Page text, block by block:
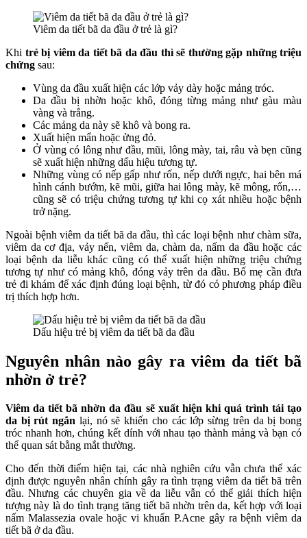
Viêm da tiết bã da đầu ở trẻ là gì?
Khi trẻ bị viêm da tiết bã da đầu thì sẽ thường gặp những triệu
chứng sau:
Vùng da đầu xuất hiện các lớp vảy dày hoặc mảng tróc.
Da đầu bị nhờn hoặc khô, đóng từng mảng như gàu màu
vàng và trắng.
Các mảng da này sẽ khô và bong ra.
Xuất hiện mẩn hoặc ửng đỏ.
Ở vùng có lông như đầu, mũi, lông mày, tai, râu và bẹn cũng
sẽ xuất hiện những dấu hiệu tương tự.
Những vùng có nếp gấp như rốn, nếp dưới ngực, hai bên má
hình cánh bướm, kẽ mũi, giữa hai lông mày, kẽ mông, rốn,…
cũng sẽ có triệu chứng tương tự khi cọ xát nhiều hoặc bệnh
trở nặng.
Ngoài bệnhviêm da tiết bã da đầu, thì các loại bệnh như chàm sữa,
viêm da cơ địa, vảy nến, viêm da, chàm da, nấm da đầu hoặc các
loại bệnh da liễu khác cũng có thể xuất hiện những triệu chứng
tương tự như có mảng khô, đóng vảy trên da đầu. Bố mẹ cần đưa
trẻ đi khám để xác định đúng loại bệnh, từ đó có phương pháp điều
trị thích hợp hơn.
Dấu hiệu trẻ bị viêm da tiết bã da đầu
Nguyên nhân nào gây ra viêm da tiết bã
nhờn ở trẻ?
Viêm da tiết bã nhờn da đầu sẽ xuất hiện khi quá trình tái tạo
da bị rút ngắn lại, nó sẽ khiến cho các lớp sừng trên da bị bong
tróc nhanh hơn, chúng kết dính với nhau tạo thành mảng và bạn có
thể quan sát bằng mắt thường.
Cho đến thời điểm hiện tại, các nhà nghiên cứu vẫn chưa thể xác
định được nguyên nhân chính gây ra tình trạngviêm da tiết bã trên
đầu. Nhưng các chuyên gia về da liễu vẫn có thể giải thích hiện
tượng này là do tình trạng tăng tiết bã nhờn trên da, kết hợp với loại
nấm Malassezia ovale hoặc vi khuẩn P.Acne gây rabệnh viêm da
tiết bã ở da đầu.